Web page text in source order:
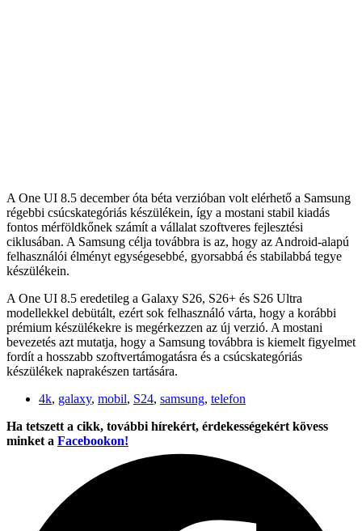
A One UI 8.5 december óta béta verzióban volt elérhető a Samsung
régebbi csúcskategóriás készülékein, így a mostani stabil kiadás
fontos mérföldkőnek számít a vállalat szoftveres fejlesztési
ciklusában. A Samsung célja továbbra is az, hogy az Android-alapú
felhasználói élményt egységesebbé, gyorsabbá és stabilabbá tegye
készülékein.
A One UI 8.5 eredetileg a Galaxy S26, S26+ és S26 Ultra
modellekkel debütált, ezért sok felhasználó várta, hogy a korábbi
prémium készülékekre is megérkezzen az új verzió. A mostani
bevezetés azt mutatja, hogy a Samsung továbbra is kiemelt figyelmet
fordít a hosszabb szoftvertámogatásra és a csúcskategóriás
készülékek naprakészen tartására.
4k, galaxy, mobil, S24, samsung, telefon
Ha tetszett a cikk, további hírekért, érdekességekért kövess
minket a Facebookon!